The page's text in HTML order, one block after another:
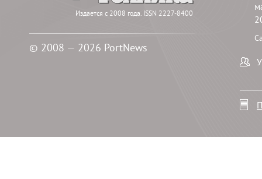
Издается с 2008 года. ISSN 2227-8400
© 2008 — 2026 PortNews